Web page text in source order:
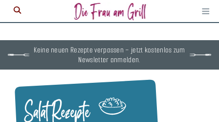
≡
Keine neuen Rezepte verpassen – jetzt kostenlos zum
Newsletter anmelden.
Salat Rezepte